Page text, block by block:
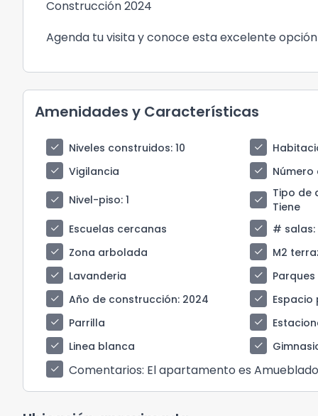
Construcción 2024
Agenda tu visita y conoce esta excelente opción
Amenidades y Características
check Niveles construidos: 10 check
check
Vigilancia check Número
check
Nivel-piso: 1 check Tipo de
Tiene
check
Escuelas cercanas check # salas:
check
Zona arbolada check M2
check
Lavanderia check
check
Año de construcción: 2024 check
check
Parrilla check
check
Linea blanca check
check
Comentarios: El apartamento es